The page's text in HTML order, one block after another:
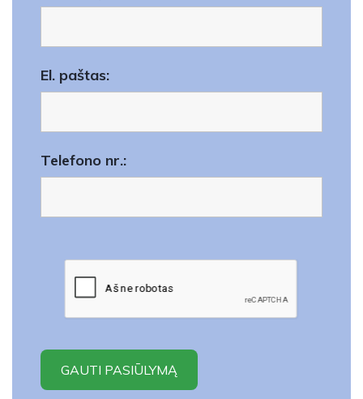
El. paštas:
Telefono nr.: